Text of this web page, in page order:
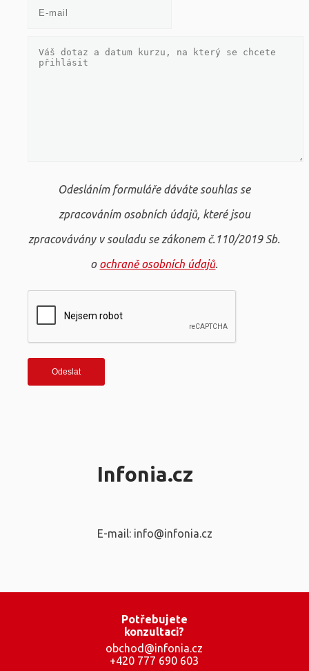
Odesláním formuláře dáváte souhlas se
zpracováním osobních údajů, které jsou
zpracovávány v souladu se zákonem č.110/2019 Sb.
o ochraně osobních údajů.
Infonia.cz
E-mail: info@infonia.cz
Potřebujete
konzultaci?
obchod@infonia.cz
+420 777 690 603